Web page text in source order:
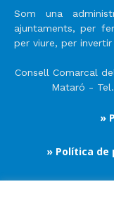
Som una
ajuntaments, per
per viure, per
Consell Comarcal
Mataró - Tel.
»
» Política de